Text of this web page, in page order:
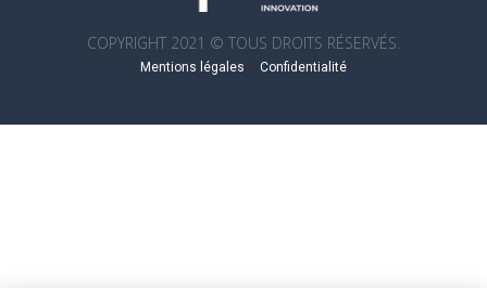
COPYRIGHT 2021 © TOUS DROITS RÉSERVÉS.
Mentions légales – Confidentialité